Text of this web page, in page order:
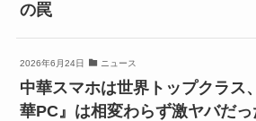
の罠
2026年6月24日 ニュース
中華スマホは世界トップクラス
華PC』は相変わらず激ヤバだっ